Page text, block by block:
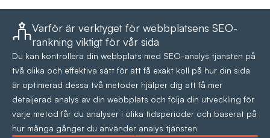
Varför är verktyget för webbplatsens SEO-
rankning viktigt för vår sida
Du kan kontrollera din webbplats med SEO-analys tjänsten på
två olika och effektiva sätt för att få exakt koll på hur din sida
är optimerad dessa två metoder hjälper dig att få mer
detaljerad analys av din webbplats och följa din utveckling för
varje metod får du analyser i olika tidsperioder och baserat på
hur många gånger du använder analys tjänsten